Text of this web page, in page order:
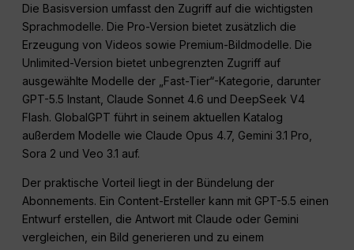
Die Basisversion umfasst den Zugriff auf die wichtigsten
Sprachmodelle. Die Pro-Version bietet zusätzlich die
Erzeugung von Videos sowie Premium-Bildmodelle. Die
Unlimited-Version bietet unbegrenzten Zugriff auf
ausgewählte Modelle der „Fast-Tier“-Kategorie, darunter
GPT-5.5 Instant, Claude Sonnet 4.6 und DeepSeek V4
Flash. GlobalGPT führt in seinem aktuellen Katalog
außerdem Modelle wie Claude Opus 4.7, Gemini 3.1 Pro,
Sora 2 und Veo 3.1 auf.
Der praktische Vorteil liegt in der Bündelung der
Abonnements. Ein Content-Ersteller kann mit GPT-5.5 einen
Entwurf erstellen, die Antwort mit Claude oder Gemini
vergleichen, ein Bild generieren und zu einem